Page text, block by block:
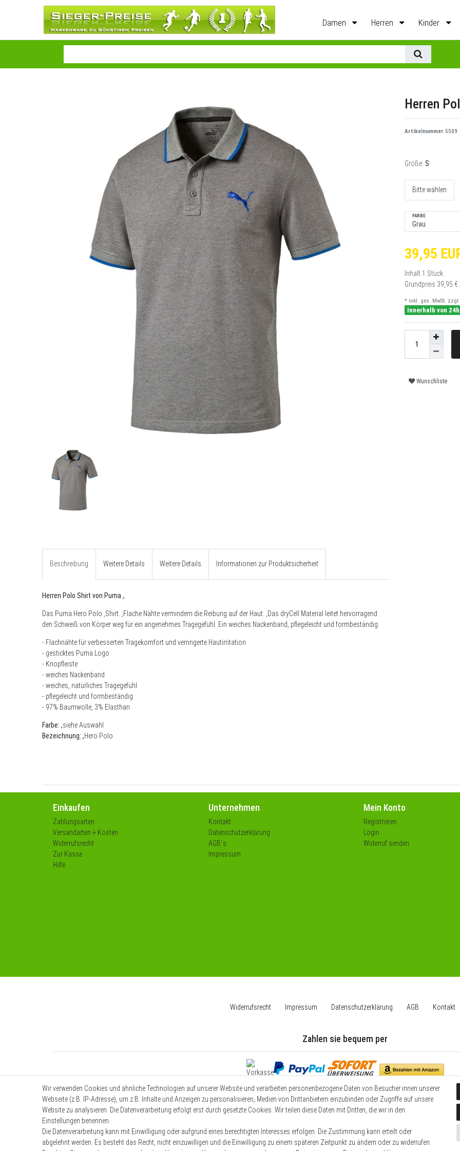
Damen Herren Kinder
Herren
Artikelnummer 5509
Größe: S
Bitte wählen
FARBE
39,95
Inhalt 1 Stück
Grundpreis 39,95
* inkl. ges. MwSt. zzgl.
Innerhalb von
Wunschliste
Beschreibung Weitere Details Weitere Details Informationen zur Produktsicherheit
Herren Polo Shirt von Puma ,.
Das Puma Hero Polo , Shirt. ,Flache Nähte vermindern die Reibung auf der Haut. ,Das dryCell Material leitet hervorragend
den Schweiß von Körper weg für ein angenehmes Tragegefühl. Ein weiches Nackenband, pflegeleicht und formbeständig.
- Flachnähte für verbesserten Tragekomfort und verringerte Hautirritation
- gesticktes Puma Logo
- Knopfleiste
- weiches Nackenband
- weiches, natürliches Tragegefühl
- pflegeleicht und formbeständig
- 97% Baumwolle, 3% Elasthan
Farbe: ,siehe Auswahl
Bezeichnung: ,Hero Polo
Einkaufen
Zahlungsarten
Versandarten + Kosten
Widerrufsrecht
Zur Kasse
Hilfe
Unternehmen
Kontakt
Datenschutzerklärung
AGB´s
Impressum
Mein Konto
Registrieren
Login
Widerruf senden
Widerrufs­recht Impressum Daten­schutz­erklärung AGB Kontakt
Zahlen sie bequem per
Wir versenden mit
Wir verwenden Cookies und ähnliche Technologien auf unserer Website und verarbeiten personenbezogene Daten von Besucher:innen unserer
Webseite (z.B. IP-Adresse), um z.B. Inhalte und Anzeigen zu personalisieren, Medien von Drittanbietern einzubinden oder Zugriffe auf unsere
Website zu analysieren. Die Datenverarbeitung erfolgt erst durch gesetzte Cookies. Wir teilen diese Daten mit Dritten, die wir in den
Einstellungen benennen.
Die Datenverarbeitung kann mit Einwilligung oder aufgrund eines berechtigten Interesses erfolgen. Die Zustimmung kann erteilt oder
abgelehnt werden. Es besteht das Recht, nicht einzuwilligen und die Einwilligung zu einem späteren Zeitpunkt zu ändern oder zu widerrufen.
© Copyright 2026 | Alle Rechte vorbehalten.